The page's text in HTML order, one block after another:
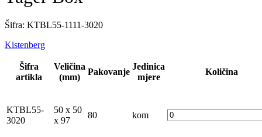
Šifra: KTBL55-1111-3020
Kistenberg
Šifra
artikla
Veličina
(mm)
Pakovanje
Jedinica
mjere
Količina
KTBL55-
3020
50 x 50
x 97
80 kom